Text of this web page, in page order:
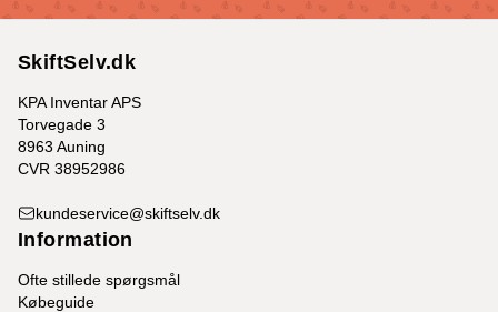
SkiftSelv.dk
KPA Inventar APS
Torvegade 3
8963 Auning
CVR 38952986
kundeservice@skiftselv.dk
Information
Ofte stillede spørgsmål
Købeguide